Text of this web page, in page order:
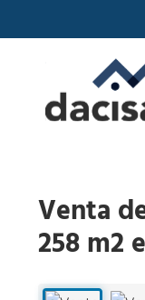
Venta
258 m2